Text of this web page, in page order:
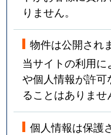
りません。
物件は公開され
当サイトの利用
や個人情報が許
ることはありませ
個人情報は保護